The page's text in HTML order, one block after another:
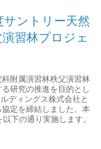
サントリー天然
習林プロジェ
附属演習林秩父演習林
研究の推進を目的とし
ディングス株式会社と
定を締結しました。本
下の通り実施します。